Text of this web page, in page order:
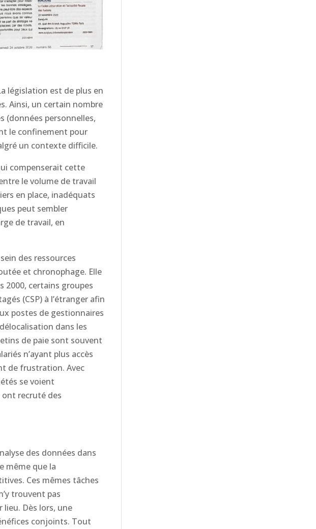
législation est de plus en
Ainsi, un certain nombre
(données personnelles,
le confinement pour
un contexte difficile.
compenserait cette
le volume de travail
en place, inadéquats
peut sembler
de travail, en
des ressources
et chronophage. Elle
2000, certains groupes
(CSP) à l’étranger afin
postes de gestionnaires
dans les
de paie sont souvent
n’ayant plus accès
de frustration. Avec
se voient
ont recruté des
des données dans
même que la
Ces mêmes tâches
trouvent pas
lieu. Dès lors, une
conjoints. Tout